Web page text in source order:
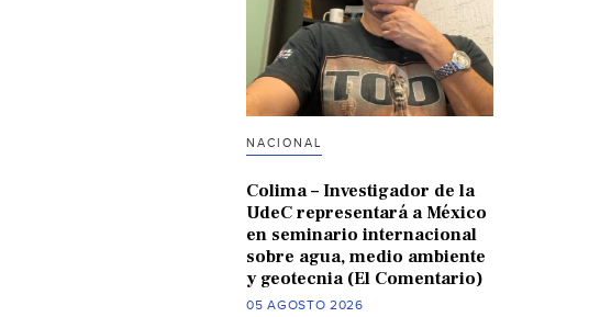
NACIONAL
Colima – Investigador de la
UdeC representará a México
en seminario internacional
sobre agua, medio ambiente
y geotecnia (El Comentario)
05 AGOSTO 2026